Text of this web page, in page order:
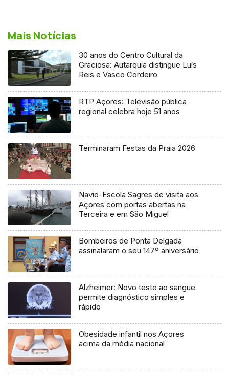
Mais Notícias
30 anos do Centro Cultural da
Graciosa: Autarquia distingue Luís
Reis e Vasco Cordeiro
RTP Açores: Televisão pública
regional celebra hoje 51 anos
Terminaram Festas da Praia 2026
Navio-Escola Sagres de visita aos
Açores com portas abertas na
Terceira e em São Miguel
Bombeiros de Ponta Delgada
assinalaram o seu 147º aniversário
Alzheimer: Novo teste ao sangue
permite diagnóstico simples e
rápido
Obesidade infantil nos Açores
acima da média nacional